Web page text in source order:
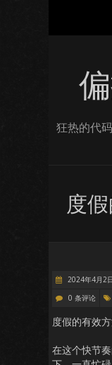
狂热的代
度
2024年4月2
0 条评论
度假的有效
在这个快节